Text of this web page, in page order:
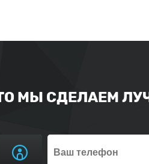
МЫ СДЕЛАЕМ